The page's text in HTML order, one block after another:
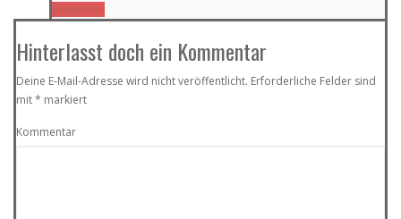
Antworten
Hinterlasst doch ein Kommentar
Deine E-Mail-Adresse wird nicht veröffentlicht. Erforderliche Felder sind
mit* markiert
Kommentar